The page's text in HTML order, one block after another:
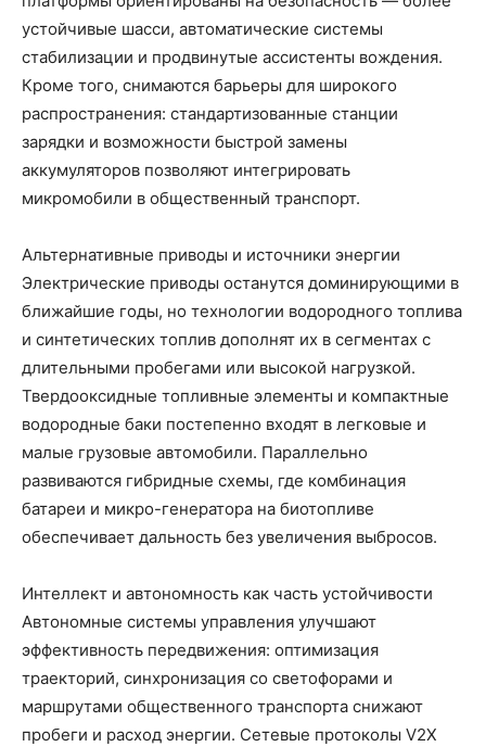
устойчивые шасси, автоматические системы
стабилизации и продвинутые ассистенты вождения.
Кроме того, снимаются барьеры для широкого
распространения: стандартизованные станции
зарядки и возможности быстрой замены
аккумуляторов позволяют интегрировать
микромобили в общественный транспорт.
Альтернативные приводы и источники энергии
Электрические приводы останутся доминирующими в
ближайшие годы, но технологии водородного топлива
и синтетических топлив дополнят их в сегментах с
длительными пробегами или высокой нагрузкой.
Твердооксидные топливные элементы и компактные
водородные баки постепенно входят в легковые и
малые грузовые автомобили. Параллельно
развиваются гибридные схемы, где комбинация
батареи и микро-генератора на биотопливе
обеспечивает дальность без увеличения выбросов.
Интеллект и автономность как часть устойчивости
Автономные системы управления улучшают
эффективность передвижения: оптимизация
траекторий, синхронизация со светофорами и
маршрутами общественного транспорта снижают
пробеги и расход энергии. Сетевые протоколы V2X